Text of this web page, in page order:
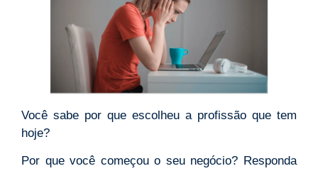
Você sabe por que escolheu a profissão que tem
hoje?
Por que você começou o seu negócio? Responda